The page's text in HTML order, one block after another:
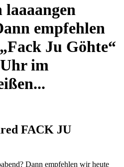
empfehlen
Ju Göhte“
im
FACK JU
Dann empfehlen wir heute